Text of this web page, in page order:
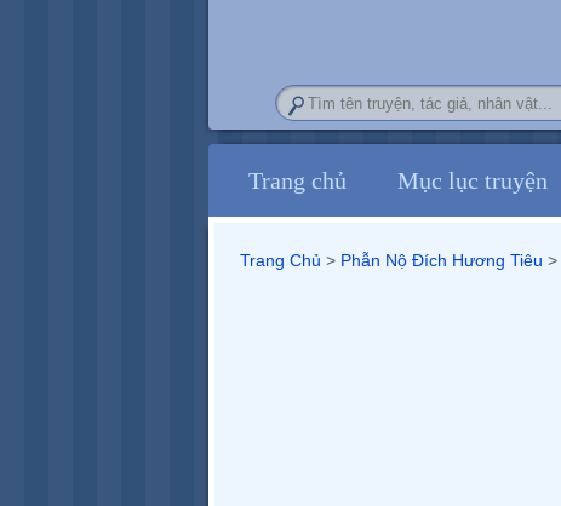
Trang chủ Mục lục truyện
Trang Chủ > Phẫn Nộ Đích Hương Tiêu >‎